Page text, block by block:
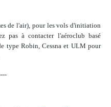
de l'air), pour les vols d'initiation
pas à contacter l'aéroclub basé
type Robin, Cessna et ULM pour